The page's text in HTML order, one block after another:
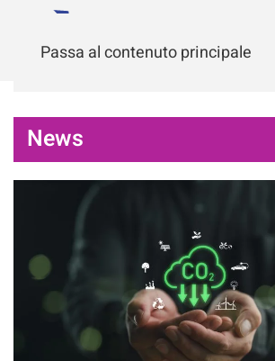
Passa al contenuto principale
News